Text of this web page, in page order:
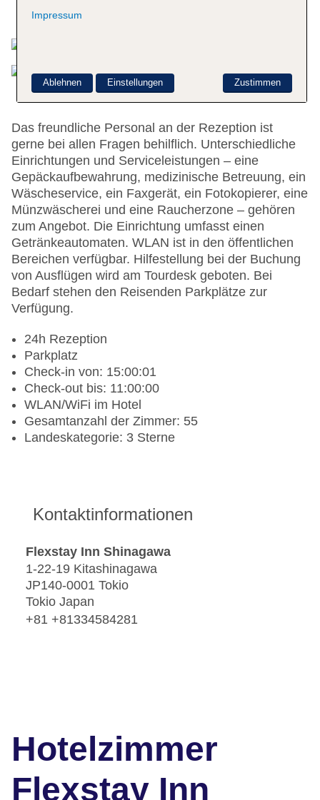
Das bietet Ihre Unterkunft
Das freundliche Personal an der Rezeption ist
gerne bei allen Fragen behilflich. Unterschiedliche
Einrichtungen und Serviceleistungen – eine
Gepäckaufbewahrung, medizinische Betreuung, ein
Wäscheservice, ein Faxgerät, ein Fotokopierer, eine
Münzwäscherei und eine Raucherzone – gehören
zum Angebot. Die Einrichtung umfasst einen
Getränkeautomaten. WLAN ist in den öffentlichen
Bereichen verfügbar. Hilfestellung bei der Buchung
von Ausflügen wird am Tourdesk geboten. Bei
Bedarf stehen den Reisenden Parkplätze zur
Verfügung.
24h Rezeption
Parkplatz
Check-in von: 15:00:01
Check-out bis: 11:00:00
WLAN/WiFi im Hotel
Gesamtanzahl der Zimmer: 55
Landeskategorie: 3 Sterne
Kontaktinformationen
Flexstay Inn Shinagawa
1-22-19 Kitashinagawa
JP140-0001 Tokio
Tokio Japan
+81 +81334584281
Hotelzimmer
Flexstay Inn
Impressum
Zustimmen
Ablehnen Einstellungen